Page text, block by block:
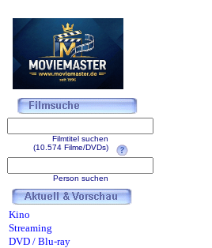
Filmtitel suchen
(10.574 Filme/DVDs)
Person suchen
Kino
Streaming
DVD / Blu-ray